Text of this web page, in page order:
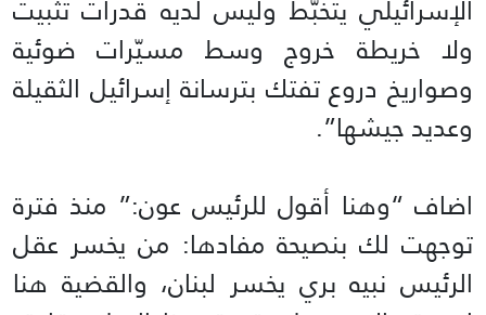
الإسرائيلي يتخبّط وليس لديه قدرات تثبيت
ولا خريطة خروج وسط مسيّرات ضوئية
وصواريخ دروع تفتك بترسانة إسرائيل الثقيلة
وعديد جيشها”.
اضاف “وهنا أقول للرئيس عون:” منذ فترة
توجهت لك بنصيحة مفادها: من يخسر عقل
الرئيس نبيه بري يخسر لبنان، والقضية هنا